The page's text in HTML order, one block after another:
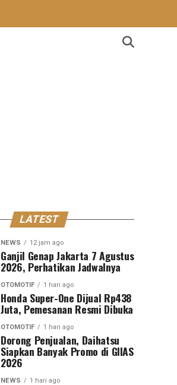
LATEST
NEWS 12 jam ago
Ganjil Genap Jakarta 7 Agustus
2026, Perhatikan Jadwalnya
OTOMOTIF 1 hari ago
Honda Super-One Dijual Rp438
Juta, Pemesanan Resmi Dibuka
OTOMOTIF 1 hari ago
Dorong Penjualan, Daihatsu
Siapkan Banyak Promo di GIIAS
2026
NEWS 1 hari ago